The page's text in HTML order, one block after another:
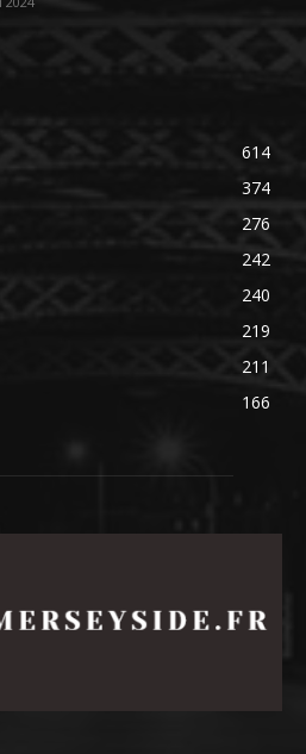
614
374
276
242
240
219
211
166